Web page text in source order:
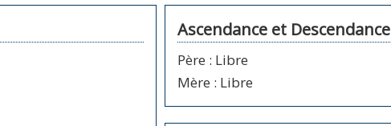
Ascendance et Descendance
Père : Libre
Mère : Libre